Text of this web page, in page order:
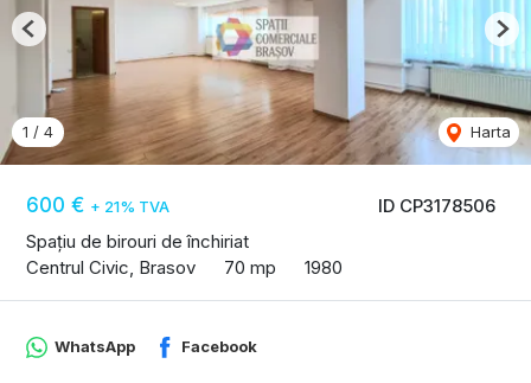
ID CP3178506
600 € + 21% TVA
Spațiu de birouri de închiriat
Centrul Civic, Brasov
70 mp 1980
1 / 4 Harta
Previous
WhatsApp Facebook